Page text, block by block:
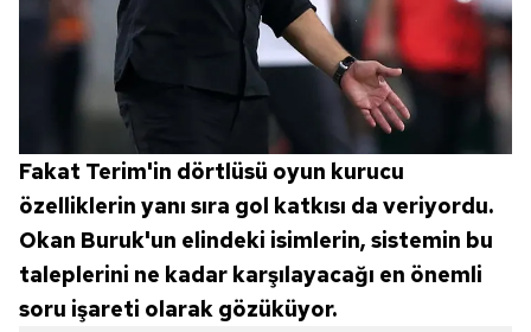
Fakat Terim'in dörtlüsü oyun kurucu
özelliklerin yanı sıra gol katkısı da veriyordu.
Okan Buruk'un elindeki isimlerin, sistemin bu
taleplerini ne kadar karşılayacağı en önemli
soru işareti olarak gözüküyor.